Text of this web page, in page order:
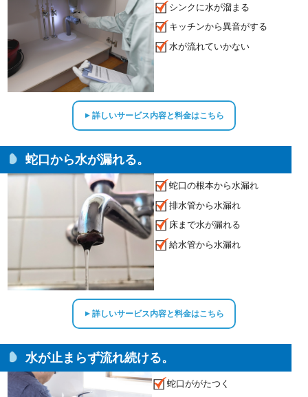
シンクに水が溜まる
キッチンから異音がする
水が流れていかない
▲詳しいサービス内容と料金はこちら
蛇口から水が漏れる。
蛇口の根本から水漏れ
排水管から水漏れ
床まで水が漏れる
給水管から水漏れ
▲詳しいサービス内容と料金はこちら
水が止まらず流れ続ける。
蛇口ががたつく